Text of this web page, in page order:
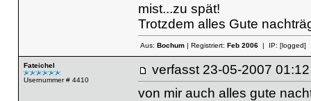
mist...zu spät!
Trotzdem alles Gute
Aus: Bochum| Registriert: Feb 2006| IP: [logged]
Fateichel
Usernummer # 4410
verfasst 23-05-2007
von mir auch alles gute